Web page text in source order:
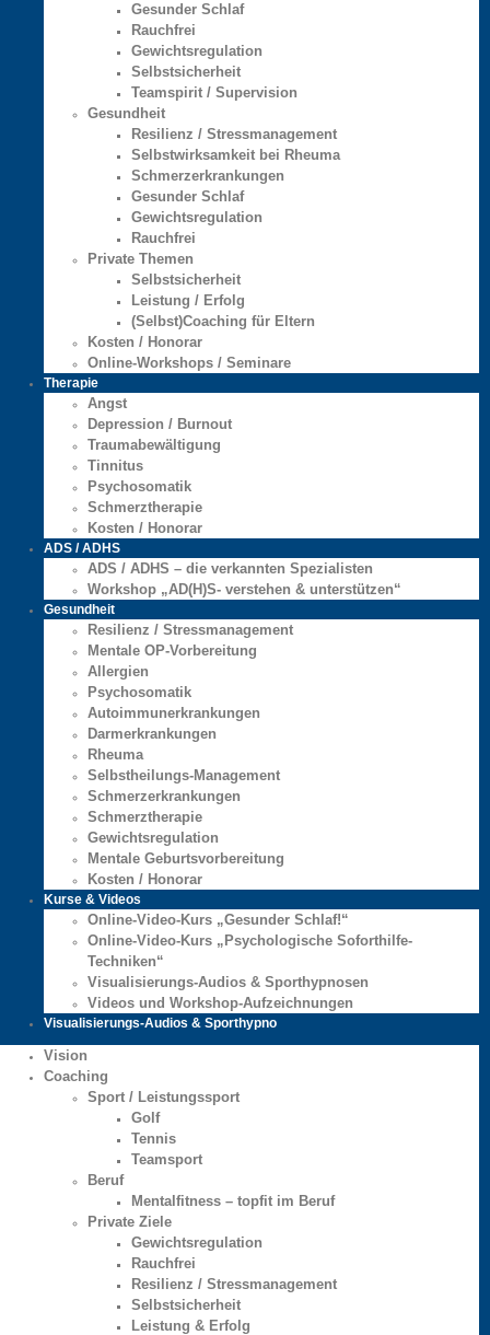
Gesunder Schlaf
Rauchfrei
Gewichtsregulation
Selbstsicherheit
Teamspirit / Supervision
Gesundheit
Resilienz / Stressmanagement
Selbstwirksamkeit bei Rheuma
Schmerzerkrankungen
Gesunder Schlaf
Gewichtsregulation
Rauchfrei
Private Themen
Selbstsicherheit
Leistung / Erfolg
(Selbst)Coaching für Eltern
Kosten / Honorar
Online-Workshops / Seminare
Therapie
Angst
Depression / Burnout
Traumabewältigung
Tinnitus
Psychosomatik
Schmerztherapie
Kosten / Honorar
ADS / ADHS
ADS / ADHS – die verkannten Spezialisten
Workshop „AD(H)S- verstehen & unterstützen“
Gesundheit
Resilienz / Stressmanagement
Mentale OP-Vorbereitung
Allergien
Psychosomatik
Autoimmunerkrankungen
Darmerkrankungen
Rheuma
Selbstheilungs-Management
Schmerzerkrankungen
Schmerztherapie
Gewichtsregulation
Mentale Geburtsvorbereitung
Kosten / Honorar
Kurse & Videos
Online-Video-Kurs „Gesunder Schlaf!“
Online-Video-Kurs „Psychologische Soforthilfe-
Techniken“
Visualisierungs-Audios & Sporthypnosen
Videos und Workshop-Aufzeichnungen
Visualisierungs-Audios & Sporthypno
Vision
Coaching
Sport / Leistungssport
Golf
Tennis
Teamsport
Beruf
Mentalfitness – topfit im Beruf
Private Ziele
Gewichtsregulation
Rauchfrei
Resilienz / Stressmanagement
Selbstsicherheit
Leistung & Erfolg